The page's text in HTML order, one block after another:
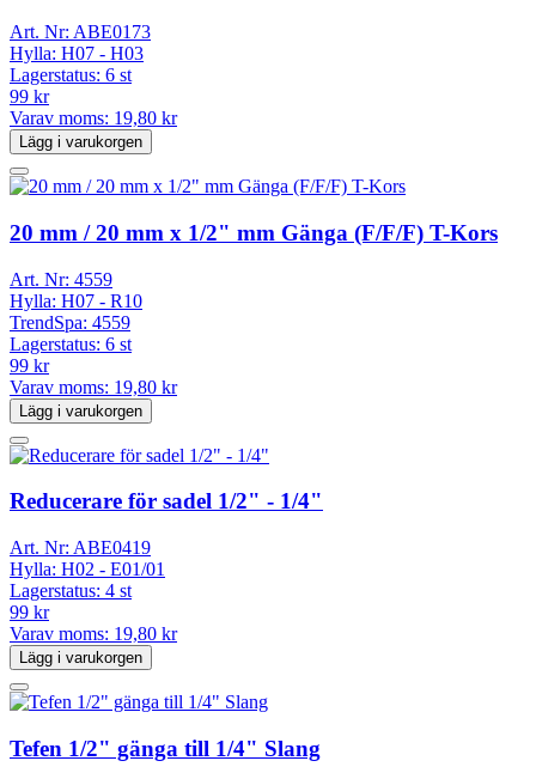
Art. Nr: ABE0173
Hylla: H07 - H03
Lagerstatus: 6 st
99 kr
Varav moms: 19,80 kr
Lägg i varukorgen
20 mm / 20 mm x 1/2" mm Gänga (F/F/F) T-Kors
Art. Nr: 4559
Hylla: H07 - R10
TrendSpa: 4559
Lagerstatus: 6 st
99 kr
Varav moms: 19,80 kr
Lägg i varukorgen
Reducerare för sadel 1/2" - 1/4"
Art. Nr: ABE0419
Hylla: H02 - E01/01
Lagerstatus: 4 st
99 kr
Varav moms: 19,80 kr
Lägg i varukorgen
Tefen 1/2" gänga till 1/4" Slang